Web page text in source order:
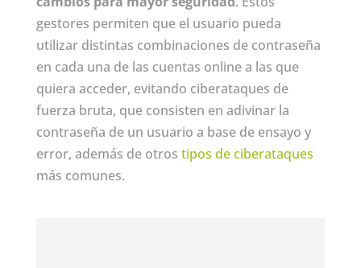
gestores permiten que el usuario pueda
utilizar distintas combinaciones de contraseña
en cada una de las cuentas online a las que
quiera acceder, evitando ciberataques de
fuerza bruta, que consisten en adivinar la
contraseña de un usuario a base de ensayo y
error, además de otros tipos de ciberataques
más comunes.